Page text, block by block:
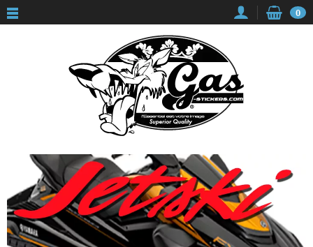
0
Panneau de gestion des cookies